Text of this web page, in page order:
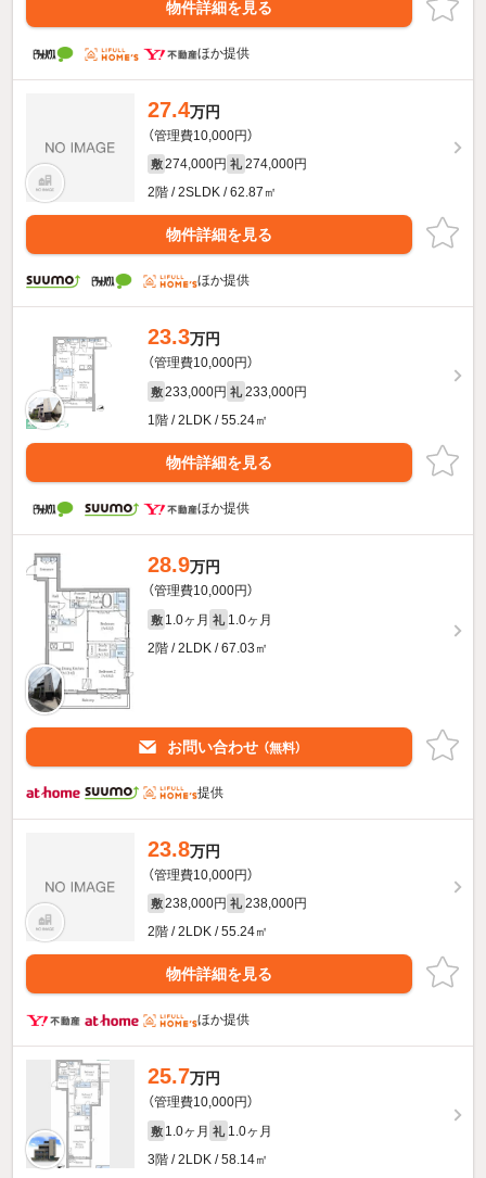
物件詳細を見る
ほか提供
27.4万円
（管理費10,000円）
敷 274,000円 礼 274,000円
2階 / 2SLDK / 62.87㎡
物件詳細を見る
ほか提供
23.3万円
（管理費10,000円）
敷 233,000円 礼 233,000円
1階 / 2LDK / 55.24㎡
物件詳細を見る
ほか提供
28.9万円
（管理費10,000円）
敷 1.0ヶ月 礼 1.0ヶ月
2階 / 2LDK / 67.03㎡
お問い合わせ （無料）
提供
23.8万円
（管理費10,000円）
敷 238,000円 礼 238,000円
2階 / 2LDK / 55.24㎡
物件詳細を見る
ほか提供
25.7万円
（管理費10,000円）
敷 1.0ヶ月 礼 1.0ヶ月
3階 / 2LDK / 58.14㎡